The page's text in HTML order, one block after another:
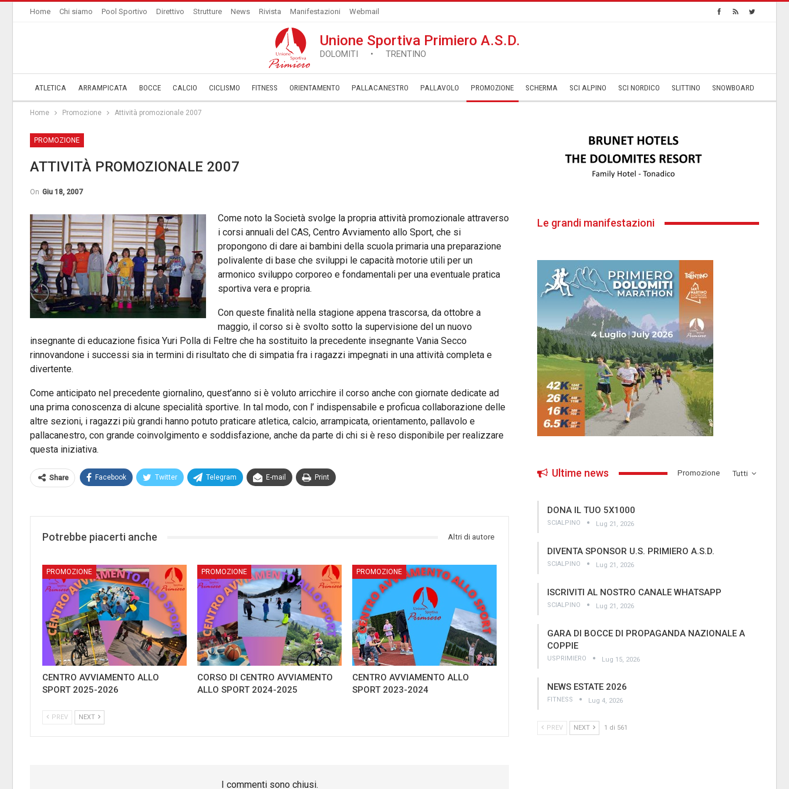
Home Chi siamo Pool Sportivo Direttivo Strutture News Rivista Manifestazioni Webmail
Unione Sportiva Primiero A.S.D.
DOLOMITI • TRENTINO
ATLETICA ARRAMPICATA BOCCE CALCIO CICLISMO FITNESS ORIENTAMENTO PALLACANESTRO PALLAVOLO ­PROMOZIONE SCHERMA SCI ALPINO SCI NORDICO SLITTINO SNOWBOARD
Home ­Promozione Attività promozionale 2007
­PROMOZIONE
ATTIVITÀ PROMOZIONALE 2007
On Giu 18, 2007
Come noto la Società svolge la propria attività promozionale attraverso
i corsi annuali del CAS, Centro Avviamento allo Sport, che si
propongono di dare ai bambini della scuola primaria una preparazione
polivalente di base che sviluppi le capacità motorie utili per un
armonico sviluppo corporeo e fondamentali per una eventuale pratica
sportiva vera e propria.
Con queste finalità nella stagione appena trascorsa, da ottobre a
maggio, il corso si è svolto sotto la supervisione del un nuovo
insegnante di educazione fisica Yuri Polla di Feltre che ha sostituito la precedente insegnante Vania Secco
rinnovandone i successi sia in termini di risultato che di simpatia fra i ragazzi impegnati in una attività completa e
divertente.
Come anticipato nel precedente giornalino, quest’anno si è voluto arricchire il corso anche con giornate dedicate ad
una prima conoscenza di alcune specialità sportive. In tal modo, con l’ indispensabile e proficua collaborazione delle
altre sezioni, i ragazzi più grandi hanno potuto praticare atletica, calcio, arrampicata, orientamento, pallavolo e
pallacanestro, con grande coinvolgimento e soddisfazione, anche da parte di chi si è reso disponibile per realizzare
questa iniziativa.
Share Facebook Twitter Telegram E-mail Print
Potrebbe piacerti anche Altri di autore
­PROMOZIONE
CENTRO AVVIAMENTO ALLO
SPORT 2025-2026
­PROMOZIONE
CORSO DI CENTRO AVVIAMENTO
ALLO SPORT 2024-2025
­PROMOZIONE
CENTRO AVVIAMENTO ALLO
SPORT 2023-2024
PREV NEXT
I commenti sono chiusi.
Le grandi manifestazioni
Tutti
Ultime news ­Promozione
DONA IL TUO 5X1000
SCIALPINO Lug 21, 2026
DIVENTA SPONSOR U.S. PRIMIERO A.S.D.
SCIALPINO Lug 21, 2026
ISCRIVITI AL NOSTRO CANALE WHATSAPP
SCIALPINO Lug 21, 2026
GARA DI BOCCE DI PROPAGANDA NAZIONALE A
COPPIE
USPRIMIERO Lug 15, 2026
NEWS ESTATE 2026
FITNESS Lug 4, 2026
PREV NEXT 1 di 561